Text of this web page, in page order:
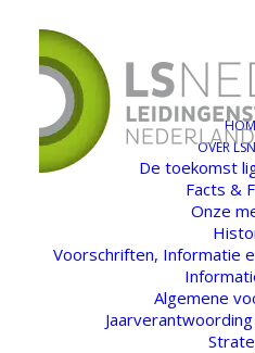
OVER
De toekomst
Facts &
Onze
Voorschriften, Informatie
Algemene